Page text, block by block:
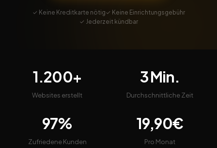
✓ Keine Kreditkarte nötig✓ Keine Einrichtungsgebühr
✓ Jederzeit kündbar
1.200+
Websites erstellt
3 Min.
Durchschnittliche Zeit
97%
Zufriedene Kunden
19,90€
Pro Monat